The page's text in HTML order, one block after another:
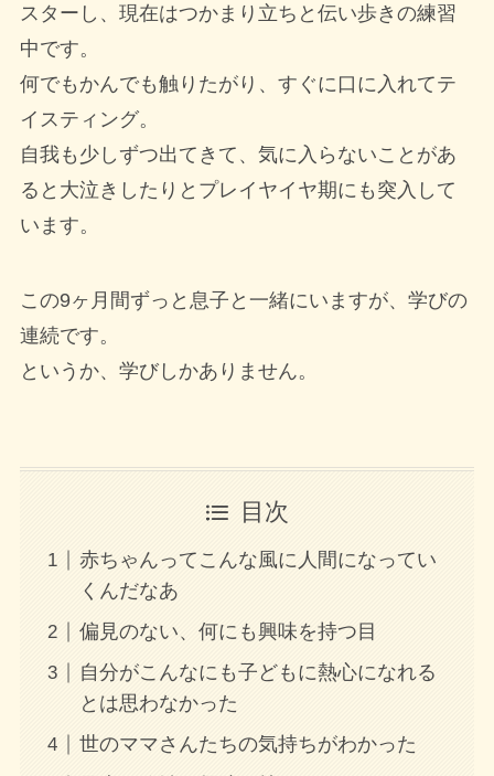
スターし、現在はつかまり立ちと伝い歩きの練習
中です。
何でもかんでも触りたがり、すぐに口に入れてテ
イスティング。
自我も少しずつ出てきて、気に入らないことがあ
ると大泣きしたりとプレイヤイヤ期にも突入して
います。
この9ヶ月間ずっと息子と一緒にいますが、学びの
連続です。
というか、学びしかありません。
目次
赤ちゃんってこんな風に人間になってい
くんだなあ
偏見のない、何にも興味を持つ目
自分がこんなにも子どもに熱心になれる
とは思わなかった
世のママさんたちの気持ちがわかった